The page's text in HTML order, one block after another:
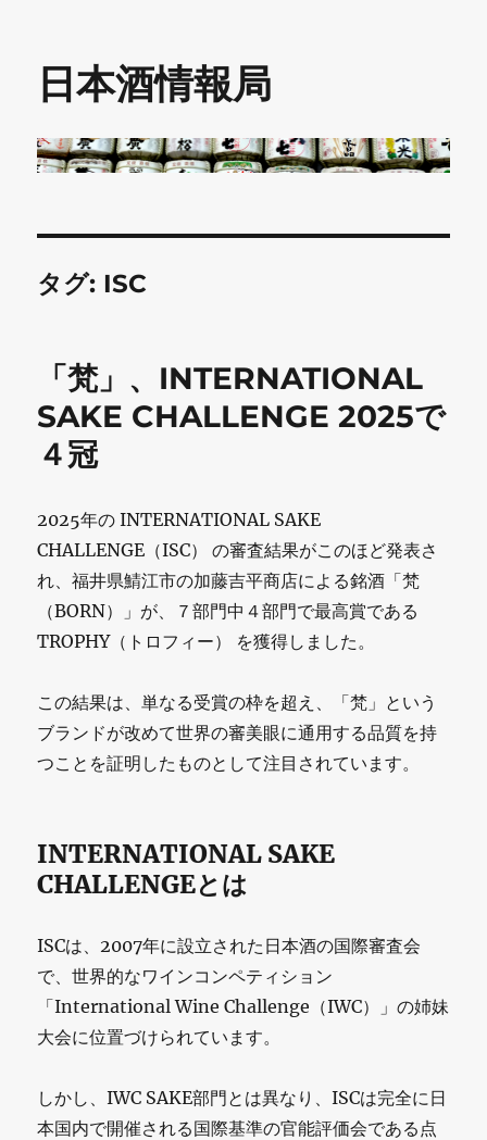
日本酒情報局
タグ: ISC
「梵」、INTERNATIONAL
SAKE CHALLENGE 2025で
４冠
2025年の INTERNATIONAL SAKE
CHALLENGE（ISC） の審査結果がこのほど発表さ
れ、福井県鯖江市の加藤吉平商店による銘酒「梵
（BORN）」が、７部門中４部門で最高賞である
TROPHY（トロフィー） を獲得しました。
この結果は、単なる受賞の枠を超え、「梵」という
ブランドが改めて世界の審美眼に通用する品質を持
つことを証明したものとして注目されています。
INTERNATIONAL SAKE
CHALLENGEとは
ISCは、2007年に設立された日本酒の国際審査会
で、世界的なワインコンペティション
「International Wine Challenge（IWC）」の姉妹
大会に位置づけられています。
しかし、IWC SAKE部門とは異なり、ISCは完全に日
本国内で開催される国際基準の官能評価会である点